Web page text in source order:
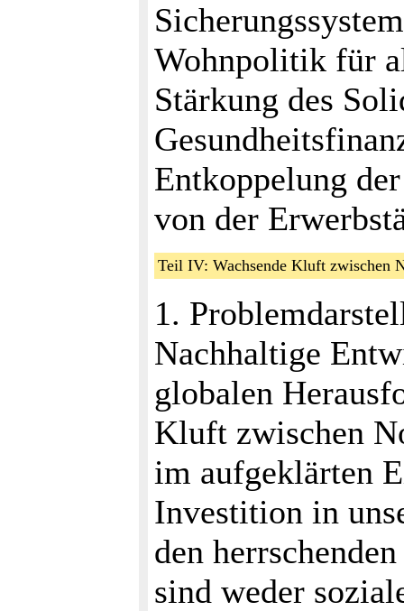
Wohnpolitik für
Stärkung des
Entkoppelung
von der
Teil IV: Wachsende Kluft
1.
Nachhaltige
globalen
Kluft zwischen
im aufgeklärten
Investition in
den
sind weder